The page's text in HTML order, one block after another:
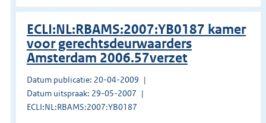
ECLI:NL:RBAMS:2007:YB0187 kamer
voor gerechtsdeurwaarders
Amsterdam 2006.57verzet
Datum publicatie: 20-04-2009
Datum uitspraak: 29-05-2007
ECLI:NL:RBAMS:2007:YB0187